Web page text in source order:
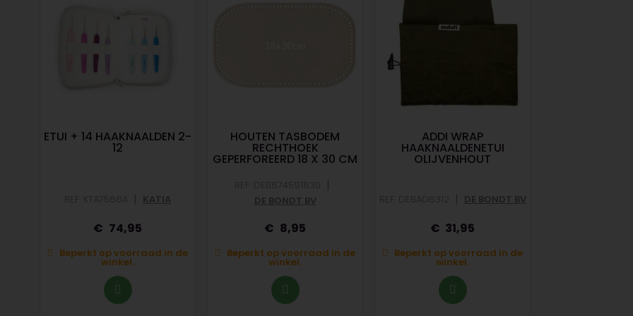
ETUI + 14 HAAKNAALDEN 2-
12
REF: KTA7566A | KATIA
74,95
Beperkt op voorraad in de
winkel.
HOUTEN TASBODEM
RECHTHOEK
GEPERFOREERD 18 X 30 CM
REF: DEB674591830 |
DE BONDT BV
8,95
Beperkt op voorraad in de
winkel.
ADDI WRAP
HAAKNAALDENETUI
OLIJVENHOUT
| DE BONDT BV
31,95
Beperkt op voorraad in de
winkel.